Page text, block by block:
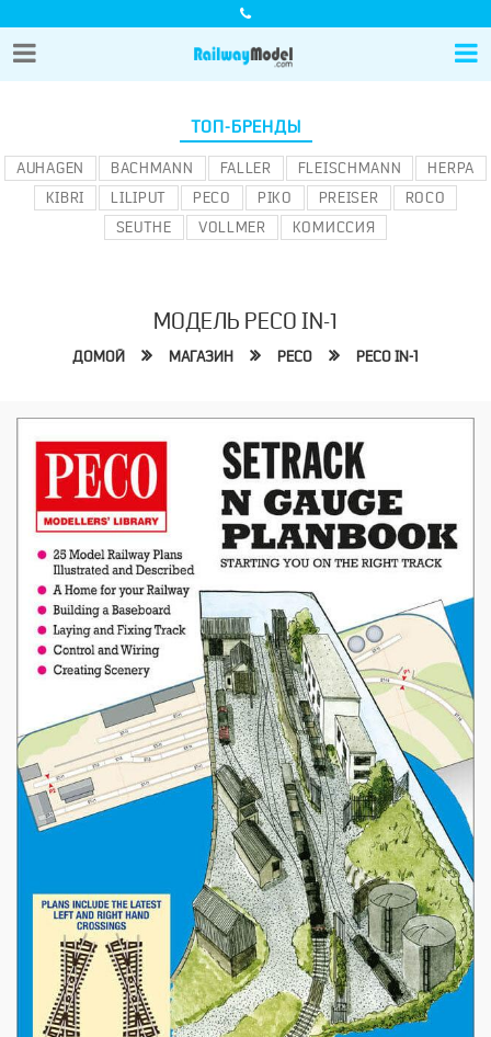
ТОП-БРЕНДЫ
AUHAGEN BACHMANN FALLER FLEISCHMANN
HERPA
KIBRI
LILIPUT PECO PIKO PREISER
ROCO
SEUTHE
VOLLMER КОМИССИЯ
МОДЕЛЬ PECO IN-1
ДОМОЙ МАГАЗИН PECO PECO IN-1